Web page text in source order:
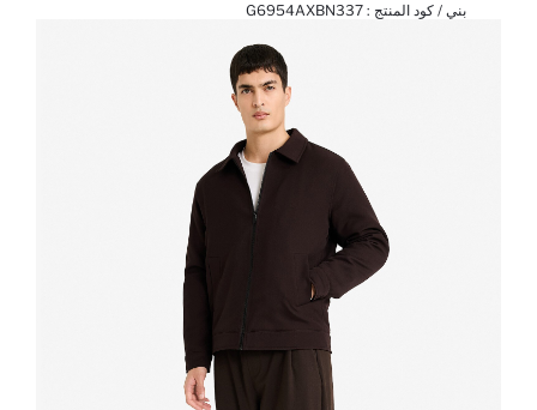
بني / كود المنتج : G6954AXBN337